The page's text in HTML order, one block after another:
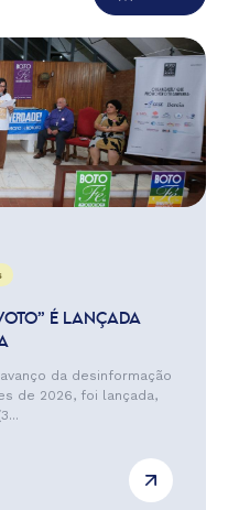
É LANÇADA
da desinformação
de 2026, foi lançada,